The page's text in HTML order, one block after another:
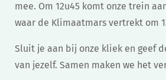
mee. Om 12u45 komt onze trein
waar de Klimaatmars vertrekt om
Sluit je aan bij onze kliek en geef
van jezelf. Samen maken we het